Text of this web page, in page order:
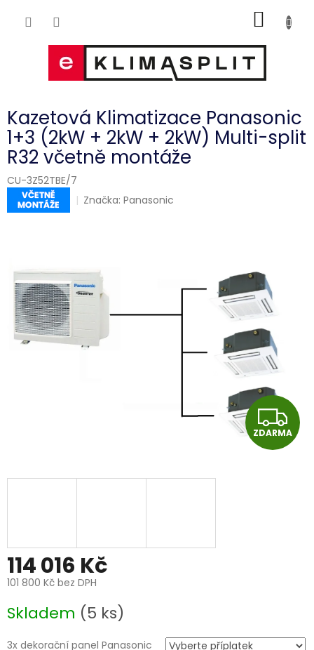
KOŠÍK
Kazetová Klimatizace Panasonic
1+3 (2kW + 2kW + 2kW) Multi-split
R32 včetně montáže
CU-3Z52TBE/7
Značka:Panasonic
Z
D
ZDARMA
114 016 Kč
101 800 Kč bez DPH
cena:
Skladem (5 ks)
3x dekorační panel Panasonic